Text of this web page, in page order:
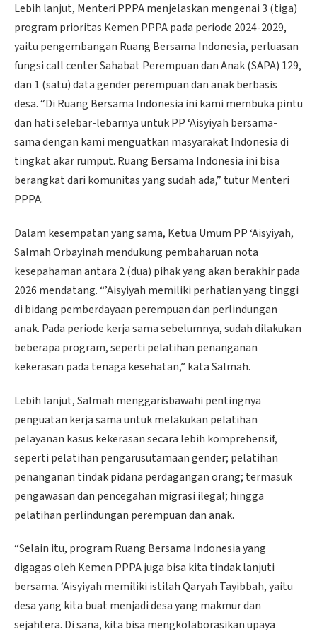
Lebih lanjut, Menteri PPPA menjelaskan mengenai 3 (tiga)
program prioritas Kemen PPPA pada periode 2024-2029,
yaitu pengembangan Ruang Bersama Indonesia, perluasan
fungsi call center Sahabat Perempuan dan Anak (SAPA) 129,
dan 1 (satu) data gender perempuan dan anak berbasis
desa. “Di Ruang Bersama Indonesia ini kami membuka pintu
dan hati selebar-lebarnya untuk PP ‘Aisyiyah bersama-
sama dengan kami menguatkan masyarakat Indonesia di
tingkat akar rumput. Ruang Bersama Indonesia ini bisa
berangkat dari komunitas yang sudah ada,” tutur Menteri
PPPA.
Dalam kesempatan yang sama, Ketua Umum PP ‘Aisyiyah,
Salmah Orbayinah mendukung pembaharuan nota
kesepahaman antara 2 (dua) pihak yang akan berakhir pada
2026 mendatang. “’Aisyiyah memiliki perhatian yang tinggi
di bidang pemberdayaan perempuan dan perlindungan
anak. Pada periode kerja sama sebelumnya, sudah dilakukan
beberapa program, seperti pelatihan penanganan
kekerasan pada tenaga kesehatan,” kata Salmah.
​Lebih lanjut, Salmah menggarisbawahi pentingnya
penguatan kerja sama untuk melakukan pelatihan
pelayanan kasus kekerasan secara lebih komprehensif,
seperti pelatihan pengarusutamaan gender; pelatihan
penanganan tindak pidana perdagangan orang; termasuk
pengawasan dan pencegahan migrasi ilegal; hingga
pelatihan perlindungan perempuan dan anak.
“Selain itu, program Ruang Bersama Indonesia yang
digagas oleh Kemen PPPA juga bisa kita tindak lanjuti
bersama. ‘Aisyiyah memiliki istilah Qaryah Tayibbah, yaitu
desa yang kita buat menjadi desa yang makmur dan
sejahtera. Di sana, kita bisa mengkolaborasikan upaya